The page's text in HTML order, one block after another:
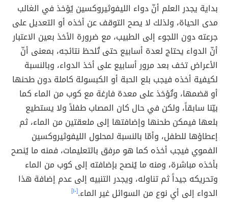
بداية يجدر العلم أنّ دواء الليفوثيروكسين يُؤخذ في الغالب
مدى الحياة، ولذلك لا يصح التوقف عن أخذه أو التعديل على
جرعته دون اللجوء إلى الطبيب، مع ضرورة الأخذ بعين الاعتبار
أنّ الدواء يحتاج لعدة أسابيع حتى تُلحظ نتائجه، بمعنى أنّ
الأعراض تخف بعد مرور أسابيع على أخذ الدواء، وبالنسبة
لكيفية أخذه فيجب بلع الحبة أو الكبسولة كاملة دون طحنها
أو قضمها، وتُؤخذ على معدة فارغة مع كوب من الماء كما
بيّنا سابقاً، ولكن في حال كان المصاب طفلاً ولا يستطيع
بلعها فيمكن طحنها وإضافتها إلى ملعقتين من الماء، ثم
إعطاؤها للطفل، وأمّا بالنسبة لمحلول الليفوثيروكسين
الفموي فيجب أخذه كما هو مرفق بالتعليمات، فمنه ما يُنصح
بأخذه مباشرة، ومنه ما يُنصح بإضافته إلى كوب من الماء
وتحريكه جيداً ثم تناوله، ويجدر التنبيه إلى عدم إضافة هذا
الدواء إلى أي نوع من السوائل غير الماء.[١٠]